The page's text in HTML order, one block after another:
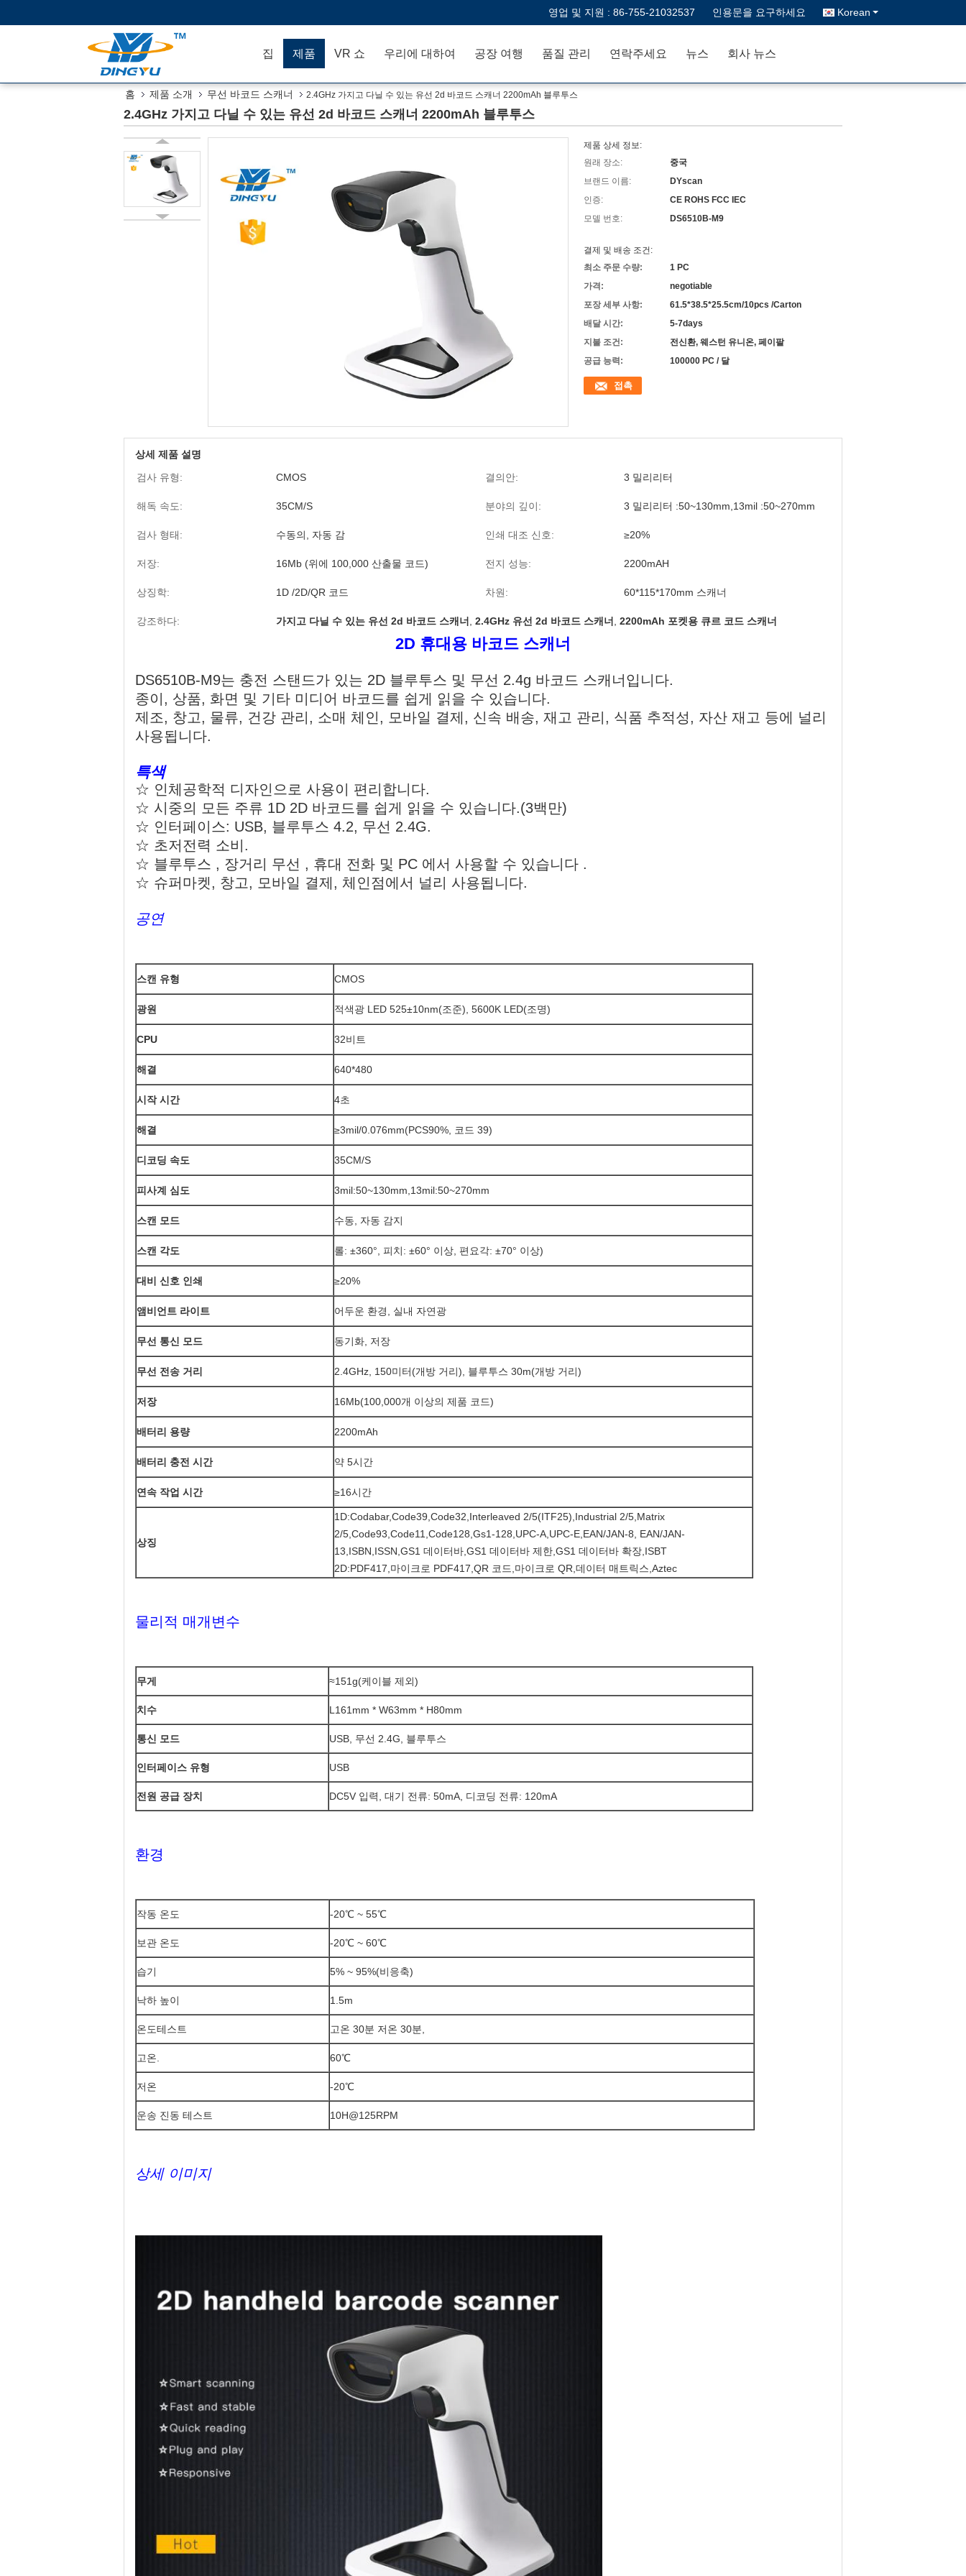
영업 및 지원 : 86-755-21032537 인용문을 요구하세요 Korean
집 제품 VR 쇼 우리에 대하여 공장 여행 품질 관리 연락주세요 뉴스 회사 뉴스
홈 제품 소개 무선 바코드 스캐너 2.4GHz 가지고 다닐 수 있는 유선 2d 바코드 스캐너 2200mAh 블루투스
2.4GHz 가지고 다닐 수 있는 유선 2d 바코드 스캐너 2200mAh 블루투스
제품 상세 정보:
원래 장소:
중국
브랜드 이름:
DYscan
인증:
CE ROHS FCC IEC
모델 번호:
DS6510B-M9
결제 및 배송 조건:
최소 주문 수량:
1 PC
가격:
negotiable
포장 세부 사항:
61.5*38.5*25.5cm/10pcs /Carton
배달 시간:
5-7days
지불 조건:
전신환, 웨스턴 유니온, 페이팔
공급 능력:
100000 PC / 달
접촉
상세 제품 설명
검사 유형:
CMOS 결의안: 3 밀리리터
해독 속도: 35CM/S 분야의 깊이: 3 밀리리터 :50~130mm,13mil :50~270mm
검사 형태: 수동의, 자동 감 인쇄 대조 신호: ≥20%
저장: 16Mb (위에 100,000 산출물 코드) 전지 성능: 2200mAH
상징학: 1D /2D/QR 코드 차원: 60*115*170mm 스캐너
강조하다: 가지고 다닐 수 있는 유선 2d 바코드 스캐너 2.4GHz 유선 2d 바코드 스캐너 2200mAh 포켓용 큐르 코드 스캐너
2D 휴대용 바코드 스캐너
DS6510B-M9는 충전 스탠드가 있는 2D 블루투스 및 무선 2.4g 바코드 스캐너입니다.
종이, 상품, 화면 및 기타 미디어 바코드를 쉽게 읽을 수 있습니다.
제조, 창고, 물류, 건강 관리, 소매 체인, 모바일 결제, 신속 배송, 재고 관리, 식품 추적성, 자산 재고 등에 널리
사용됩니다.
특색
☆ 인체공학적 디자인으로 사용이 편리합니다.
☆ 시중의 모든 주류 1D 2D 바코드를 쉽게 읽을 수 있습니다.(3백만)
☆ 인터페이스: USB, 블루투스 4.2, 무선 2.4G.
☆ 초저전력 소비.
☆ 블루투스 , 장거리 무선 , 휴대 전화 및 PC 에서 사용할 수 있습니다 .
☆ 슈퍼마켓, 창고, 모바일 결제, 체인점에서 널리 사용됩니다.
공연
스캔 유형 CMOS
광원 적색광 LED 525±10nm(조준), 5600K LED(조명)
CPU 32비트
해결 640*480
시작 시간 4초
해결 ≥3mil/0.076mm(PCS90%, 코드 39)
디코딩 속도 35CM/S
피사계 심도 3mil:50~130mm,13mil:50~270mm
스캔 모드 수동, 자동 감지
스캔 각도 롤: ±360°, 피치: ±60° 이상, 편요각: ±70° 이상)
대비 신호 인쇄 ≥20%
앰비언트 라이트 어두운 환경, 실내 자연광
무선 통신 모드 동기화, 저장
무선 전송 거리 2.4GHz, 150미터(개방 거리), 블루투스 30m(개방 거리)
저장 16Mb(100,000개 이상의 제품 코드)
배터리 용량 2200mAh
배터리 충전 시간 약 5시간
연속 작업 시간 ≥16시간
상징
1D:Codabar,Code39,Code32,Interleaved 2/5(ITF25),Industrial 2/5,Matrix
2/5,Code93,Code11,Code128,Gs1-128,UPC-A,UPC-E,EAN/JAN-8, EAN/JAN-
13,ISBN,ISSN,GS1 데이터바,GS1 데이터바 제한,GS1 데이터바 확장,ISBT
2D:PDF417,마이크로 PDF417,QR 코드,마이크로 QR,데이터 매트릭스,Aztec
물리적 매개변수
무게 ≈151g(케이블 제외)
치수 L161mm * W63mm * H80mm
통신 모드 USB, 무선 2.4G, 블루투스
인터페이스 유형 USB
전원 공급 장치 DC5V 입력, 대기 전류: 50mA, 디코딩 전류: 120mA
환경
작동 온도 -20℃ ~ 55℃
보관 온도 -20℃ ~ 60℃
습기 5% ~ 95%(비응축)
낙하 높이 1.5m
온도테스트 고온 30분 저온 30분,
고온. 60℃
저온 -20℃
운송 진동 테스트 10H@125RPM
상세 이미지